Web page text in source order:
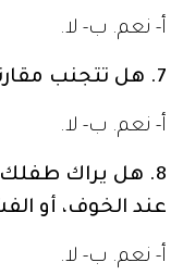
أ- نعم. ب- لا.
7. هل تتجنب مقارنته بإخوته، أو بأطفال آخرين؟
أ- نعم. ب- لا.
8. هل يراك طفلك
عند الخوف، أو
أ- نعم. ب- لا.